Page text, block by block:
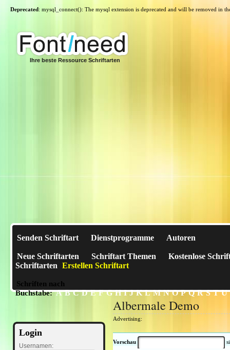
Deprecated: mysql_connect(): The mysql extension is deprecated and will be removed in
Ihre beste Ressource Schriftarten
Senden Schriftart Dienstprogramme Autoren
Neue Schriftarten Schriftart Themen
Kostenlose
Schriftarten Erstellen Schriftart
Schriften nach
Buchstabe:A B C D E F G H I J K L M N O P Q R S T U
Login
Usernamen:
Albermale Demo
Advertising:
Vorschau